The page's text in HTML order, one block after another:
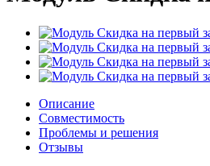
Описание
Совместимость
Проблемы и решения
Отзывы